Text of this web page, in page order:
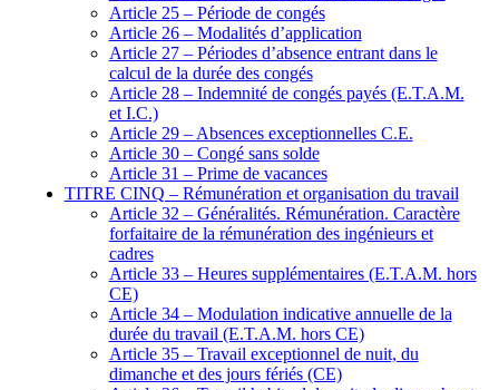
Article 25 – Période de congés
Article 26 – Modalités d’application
Article 27 – Périodes d’absence entrant dans le
calcul de la durée des congés
Article 28 – Indemnité de congés payés (E.T.A.M.
et I.C.)
Article 29 – Absences exceptionnelles C.E.
Article 30 – Congé sans solde
Article 31 – Prime de vacances
TITRE CINQ – Rémunération et organisation du travail
Article 32 – Généralités. Rémunération. Caractère
forfaitaire de la rémunération des ingénieurs et
cadres
Article 33 – Heures supplémentaires (E.T.A.M. hors
CE)
Article 34 – Modulation indicative annuelle de la
durée du travail (E.T.A.M. hors CE)
Article 35 – Travail exceptionnel de nuit, du
dimanche et des jours fériés (CE)